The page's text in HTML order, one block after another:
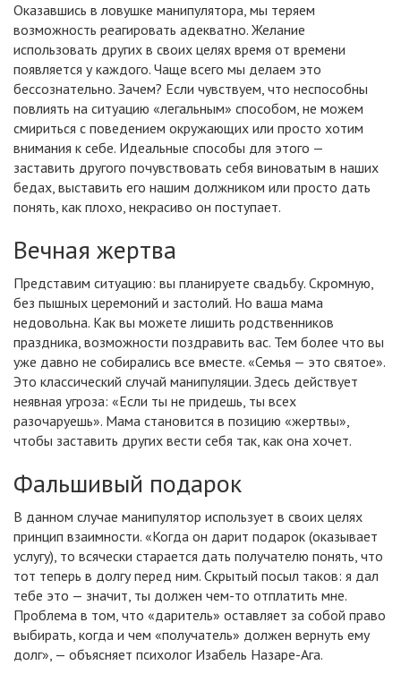
Оказавшись в ловушке манипулятора, мы теряем
возможность реагировать адекватно. Желание
использовать других в своих целях время от времени
появляется у каждого. Чаще всего мы делаем это
бессознательно. Зачем? Если чувствуем, что неспособны
повлиять на ситуацию «легальным» способом, не можем
смириться с поведением окружающих или просто хотим
внимания к себе. Идеальные способы для этого —
заставить другого почувствовать себя виноватым в наших
бедах, выставить его нашим должником или просто дать
понять, как плохо, некрасиво он поступает.
Вечная жертва
Представим ситуацию: вы планируете свадьбу. Скромную,
без пышных церемоний и застолий. Но ваша мама
недовольна. Как вы можете лишить родственников
праздника, возможности поздравить вас. Тем более что вы
уже давно не собирались все вместе. «Семья — это святое».
Это классический случай манипуляции. Здесь действует
неявная угроза: «Если ты не придешь, ты всех
разочаруешь». Мама становится в позицию «жертвы»,
чтобы заставить других вести себя так, как она хочет.
Фальшивый подарок
В данном случае манипулятор использует в своих целях
принцип взаимности. «Когда он дарит подарок (оказывает
услугу), то всячески старается дать получателю понять, что
тот теперь в долгу перед ним. Скрытый посыл таков: я дал
тебе это — значит, ты должен чем-то отплатить мне.
Проблема в том, что «даритель» оставляет за собой право
выбирать, когда и чем «получатель» должен вернуть ему
долг», — объясняет психолог Изабель Назаре-Ага.